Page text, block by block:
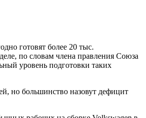
готовят более 20 тыс.
по словам члена правления Союза
уровень подготовки таких
но большинство назовут дефицит